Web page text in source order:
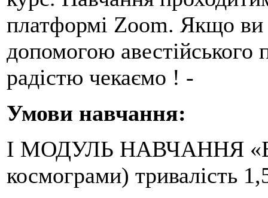
платформі Zoom. Якщо ви
допомогою авестійського
радістю чекаємо ! -
Умови навчання:
I МОДУЛЬ НАВЧАННЯ
космограми) тривалість